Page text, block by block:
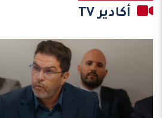
أكادير TV